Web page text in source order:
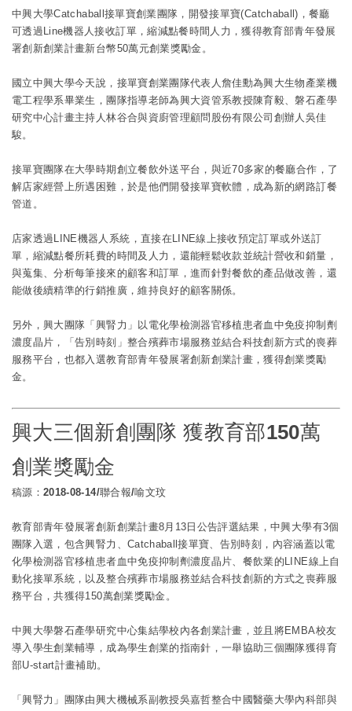
中興大學Catchaball接單寶創業團隊，開發接單寶(Catchaball)，餐廳
可透過Line機器人接收訂單，縮減點餐時間人力，獲得教育部青年發展
署創新創業計畫新台幣50萬元創業獎勵金。
國立中興大學今天說，接單寶創業團隊代表人詹佳勳為興大生物產業機
電工程學系畢業生，團隊指導老師為興大資管系教授陳育毅、磐石產學
研究中心計畫主持人林谷合與資廚管理顧問股份有限公司創辦人吳佳
駿。
接單寶團隊在大學時期創立餐飲外送平台，與近70多家的餐廳合作，了
解店家經營上所遇困難，於是他們開發接單寶軟體，成為新的網路訂餐
管道。
店家透過LINE機器人系統，直接在LINE線上接收預定訂單或外送訂
單，縮減點餐所耗費的時間及人力，還能輕鬆收款並統計營收和銷量，
與蒐集、分析每筆接來的顧客和訂單，進而針對餐飲的產品做改善，還
能做後續精準的行銷推廣，維持良好的顧客關係。
另外，興大團隊「興腎力」以電化學檢測器官移植患者血中免疫抑制劑
濃度晶片，「告別時刻」整合殯葬市場服務並結合科技創新方式的喪葬
服務平台，也都入選教育部青年發展署創新創業計畫，獲得創業獎勵
金。
興大三個新創團隊 獲教育部150萬
創業獎勵金
稿源：2018-08-14/聯合報/喻文玟
教育部青年發展署創新創業計畫8月13日公告評選結果，中興大學有3個
團隊入選，包含興腎力、Catchaball接單寶、告別時刻，內容涵蓋以電
化學檢測器官移植患者血中免疫抑制劑濃度晶片、餐飲業的LINE線上自
動化接單系統，以及整合殯葬市場服務並結合科技創新的方式之喪葬服
務平台，共獲得150萬創業獎勵金。
中興大學磐石產學研究中心集結學校內各創業計畫，並且將EMBA校友
導入學生創業輔導，成為學生創業的指南針，一舉協助三個團隊獲得育
部U-start計畫補助。
「興腎力」團隊由興大機械系副教授吳嘉哲整合中國醫藥大學內科部與